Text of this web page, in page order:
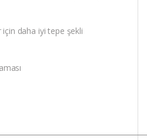
için daha iyi tepe şekli